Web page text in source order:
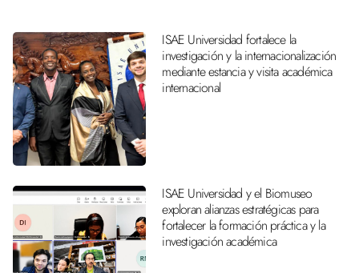
ISAE Universidad fortalece la
investigación y la internacionalización
mediante estancia y visita académica
internacional
ISAE Universidad y el Biomuseo
exploran alianzas estratégicas para
fortalecer la formación práctica y la
investigación académica